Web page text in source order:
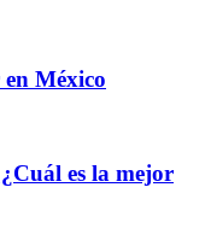
México
es la mejor